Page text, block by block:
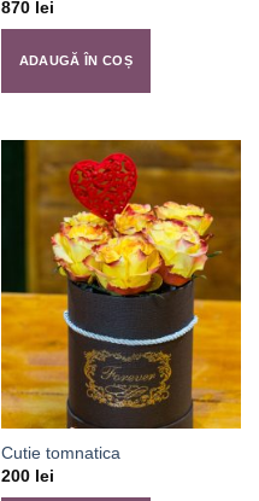
870 lei
ADAUGĂ ÎN COȘ
Cutie tomnatica
200 lei